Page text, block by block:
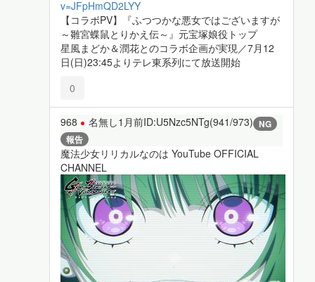
v=JFpHmQD2LYY
【コラボPV】『ふつつかな悪女ではございますが
～雛宮蝶鼠とりかえ伝～』元宝塚娘役トップ
星風まどか＆潤花とのコラボ企画が実現／7月12
日(日)23:45よりテレ東系列にて放送開始
0
968 名無し1月前ID:U5Nzc5NTg(941/973) NG
報告
魔法少女リリカルなのは YouTube OFFICIAL
CHANNEL